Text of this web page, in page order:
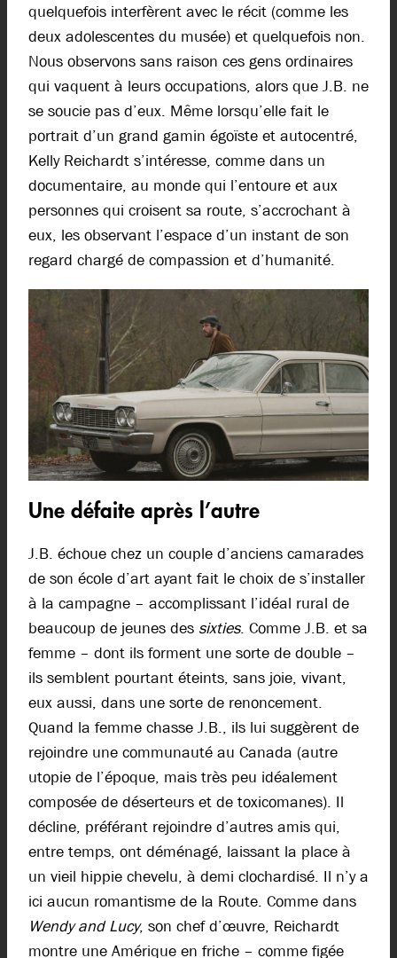
quelquefois interfèrent avec le récit (comme les
deux adolescentes du musée) et quelquefois non.
Nous observons sans raison ces gens ordinaires
qui vaquent à leurs occupations, alors que J.B. ne
se soucie pas d’eux. Même lorsqu’elle fait le
portrait d’un grand gamin égoïste et autocentré,
Kelly Reichardt s’intéresse, comme dans un
documentaire, au monde qui l’entoure et aux
personnes qui croisent sa route, s’accrochant à
eux, les observant l’espace d’un instant de son
regard chargé de compassion et d’humanité.
Une défaite après l’autre
J.B. échoue chez un couple d’anciens camarades
de son école d’art ayant fait le choix de s’installer
à la campagne – accomplissant l’idéal rural de
beaucoup de jeunes des sixties. Comme J.B. et sa
femme – dont ils forment une sorte de double –
ils semblent pourtant éteints, sans joie, vivant,
eux aussi, dans une sorte de renoncement.
Quand la femme chasse J.B., ils lui suggèrent de
rejoindre une communauté au Canada (autre
utopie de l’époque, mais très peu idéalement
composée de déserteurs et de toxicomanes). Il
décline, préférant rejoindre d’autres amis qui,
entre temps, ont déménagé, laissant la place à
un vieil hippie chevelu, à demi clochardisé. Il n’y a
ici aucun romantisme de la Route. Comme dans
Wendy and Lucy, son chef d’œuvre, Reichardt
montre une Amérique en friche – comme figée